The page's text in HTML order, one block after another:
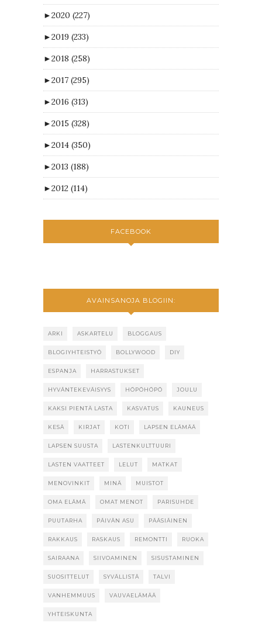
►2020 (227)
►2019 (233)
►2018 (258)
►2017 (295)
►2016 (313)
►2015 (328)
►2014 (350)
►2013 (188)
►2012 (114)
FACEBOOK
AVAINSANOJA BLOGIIN:
ARKI ASKARTELU BLOGGAUS
BLOGIYHTEISTYÖ BOLLYWOOD DIY
ESPANJA HARRASTUKSET
HYVÄNTEKEVÄISYYS HÖPÖHÖPÖ JOULU
KAKSI PIENTÄ LASTA KASVATUS KAUNEUS
KESÄ KIRJAT KOTI LAPSEN ELÄMÄÄ
LAPSEN SUUSTA LASTENKULTTUURI
LASTEN VAATTEET LELUT MATKAT
MENOVINKIT MINÄ MUISTOT
OMA ELÄMÄ OMAT MENOT PARISUHDE
PUUTARHA PÄIVÄN ASU PÄÄSIÄINEN
RAKKAUS RASKAUS REMONTTI RUOKA
SAIRAANA SIIVOAMINEN SISUSTAMINEN
SUOSITTELUT SYVÄLLISTÄ TALVI
VANHEMMUUS VAUVAELÄMÄÄ
YHTEISKUNTA